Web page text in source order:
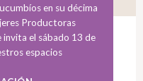
en su décima
Productoras
invita el sábado 13 de
espacios